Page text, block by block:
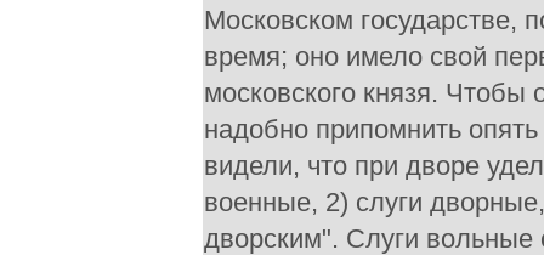
Московском государстве,
время; оно имело свой
московского князя. Чтобы
надобно припомнить
видели, что при дворе
военные, 2) слуги
дворским". Слуги вольные